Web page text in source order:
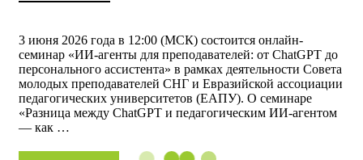
3 июня 2026 года в 12:00 (МСК) состоится онлайн-
семинар «ИИ-агенты для преподавателей: от ChatGPT до
персонального ассистента» в рамках деятельности Совета
молодых преподавателей СНГ и Евразийской ассоциации
педагогических университетов (ЕАПУ). О семинаре
«Разница между ChatGPT и педагогическим ИИ-агентом
— как …